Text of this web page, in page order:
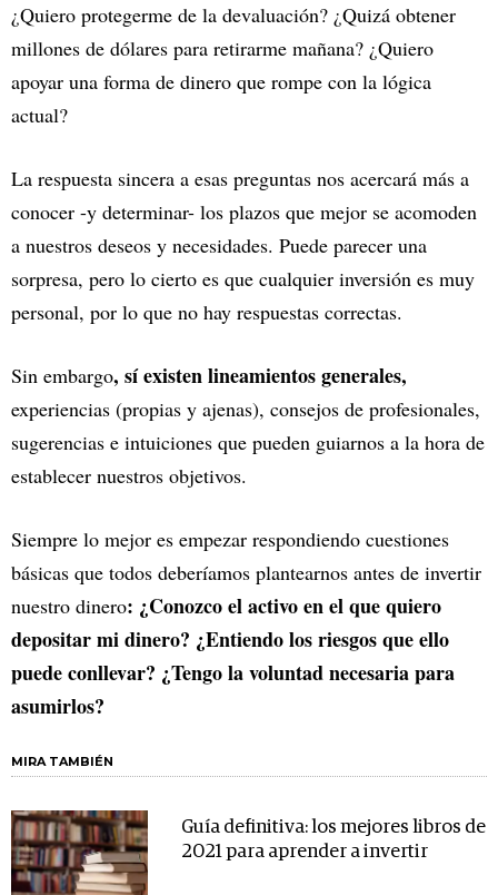
¿Quiero protegerme de la devaluación? ¿Quizá obtener
millones de dólares para retirarme mañana? ¿Quiero
apoyar una forma de dinero que rompe con la lógica
actual?
La respuesta sincera a esas preguntas nos acercará más a
conocer -y determinar- los plazos que mejor se acomoden
a nuestros deseos y necesidades. Puede parecer una
sorpresa, pero lo cierto es que cualquier inversión es muy
personal, por lo que no hay respuestas correctas.
Sin embargo, sí existen lineamientos generales,
experiencias (propias y ajenas), consejos de profesionales,
sugerencias e intuiciones que pueden guiarnos a la hora de
establecer nuestros objetivos.
Siempre lo mejor es empezar respondiendo cuestiones
básicas que todos deberíamos plantearnos antes de invertir
nuestro dinero: ¿Conozco el activo en el que quiero
depositar mi dinero? ¿Entiendo los riesgos que ello
puede conllevar? ¿Tengo la voluntad necesaria para
asumirlos?
MIRA TAMBIÉN
Guía definitiva: los mejores libros de
2021 para aprender a invertir